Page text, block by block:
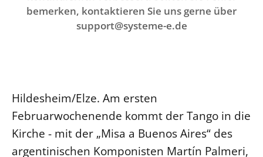
bemerken, kontaktieren Sie uns gerne über
support@systeme-e.de
Hildesheim/Elze. Am ersten
Februarwochenende kommt der Tango in die
Kirche - mit der „Misa a Buenos Aires“ des
argentinischen Komponisten Martín Palmeri,
Kirche und Finanzen
Kollegium
Abteilungen des Landeskirchenamts
Rechnungsprüfungsamt
Evangelische Kirche
Lutherische Kirche
Ökumene
Religionen
Gegen Gewalt
Mobilität
Naturschutz
Gebäude
Impressum
Freie Stellen
Service für Gemeinden
Suche